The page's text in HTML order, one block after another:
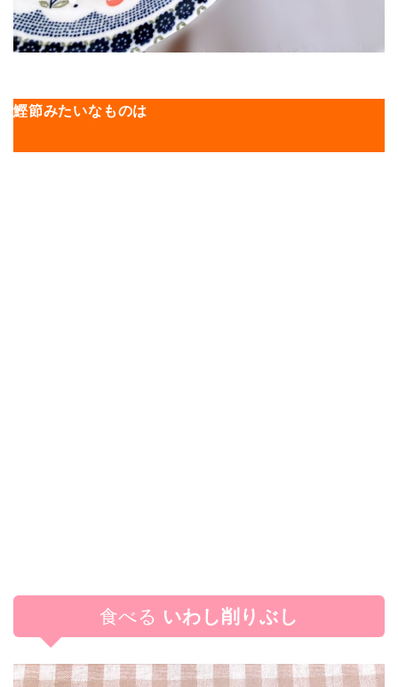
鰹節みたいなものは
食べる いわし削りぶし